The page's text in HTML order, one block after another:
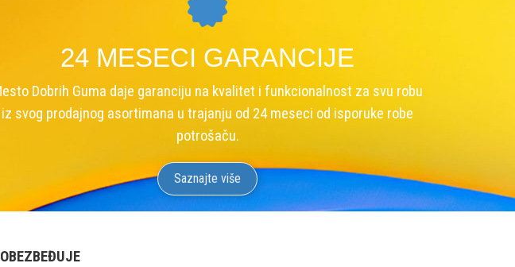
24 MESECI GARANCIJE
Dobrih Guma daje garanciju na kvalitet i funkcionalnost za svu robu
iz svog prodajnog asortimana u trajanju od 24 meseci od isporuke robe
potrošaču.
Saznajte više